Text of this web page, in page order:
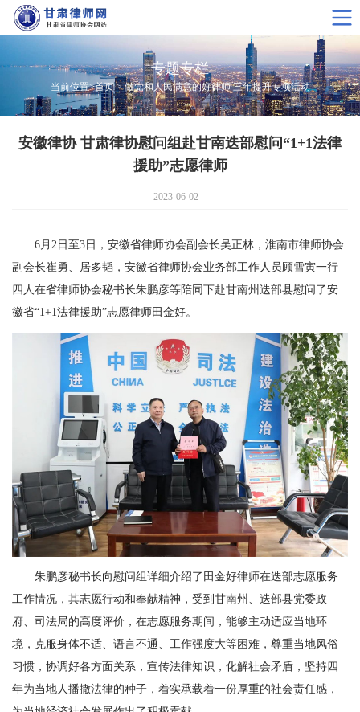
专题专栏
当前位置>首页>做党和人民满意的好律师 三年提升专项活动
安徽律协 甘肃律协慰问组赴甘南迭部慰问“1+1法律
援助”志愿律师
2023-06-02
6月2日至3日，安徽省律师协会副会长吴正林，淮南市律师协会
副会长崔勇、居多韬，安徽省律师协会业务部工作人员顾雪寅一行
四人在省律师协会秘书长朱鹏彦等陪同下赴甘南州迭部县慰问了安
徽省“1+1法律援助”志愿律师田金好。
朱鹏彦秘书长向慰问组详细介绍了田金好律师在迭部志愿服务
工作情况，其志愿行动和奉献精神，受到甘南州、迭部县党委政
府、司法局的高度评价，在志愿服务期间，能够主动适应当地环
境，克服身体不适、语言不通、工作强度大等困难，尊重当地风俗
习惯，协调好各方面关系，宣传法律知识，化解社会矛盾，坚持四
年为当地人播撒法律的种子，着实承载着一份厚重的社会责任感，